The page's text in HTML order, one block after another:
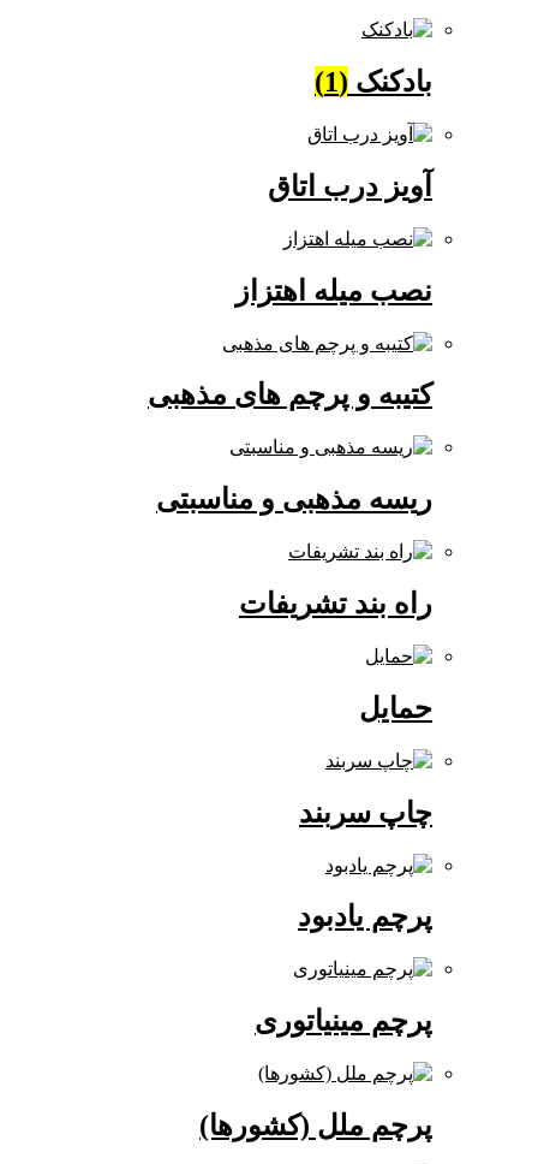
آویز درب اتاق
نصب میله اهتزاز
کتیبه و پرچم های مذهبی
ریسه مذهبی و مناسبتی
راه بند تشریفات
چاپ سربند
پرچم یادبود
پرچم مینیاتوری
پرچم ملل (کشورها)